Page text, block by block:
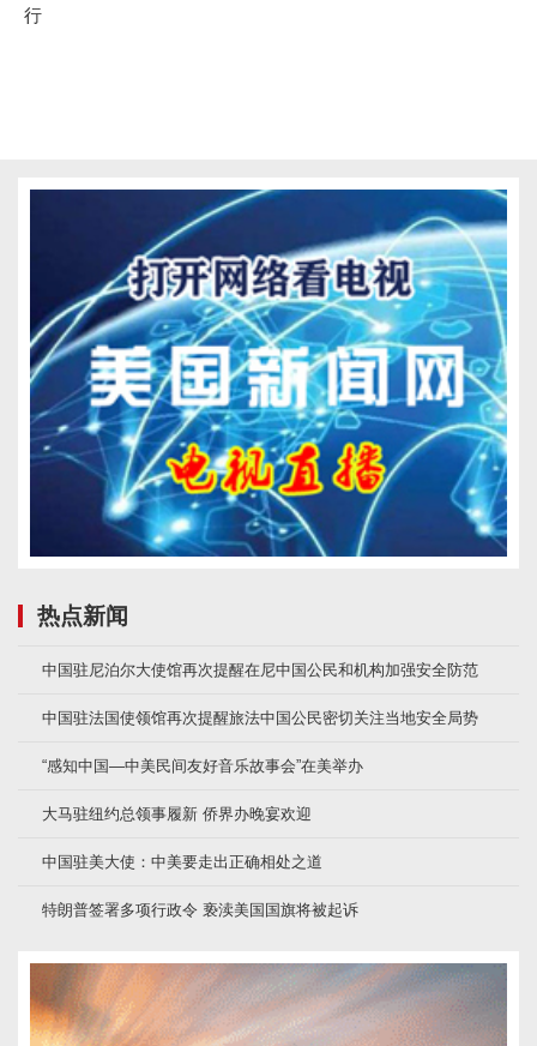
行
热点新闻
中国驻尼泊尔大使馆再次提醒在尼中国公民和机构加强安全防范
中国驻法国使领馆再次提醒旅法中国公民密切关注当地安全局势
“感知中国—中美民间友好音乐故事会”在美举办
大马驻纽约总领事履新 侨界办晚宴欢迎
中国驻美大使：中美要走出正确相处之道
特朗普签署多项行政令 亵渎美国国旗将被起诉